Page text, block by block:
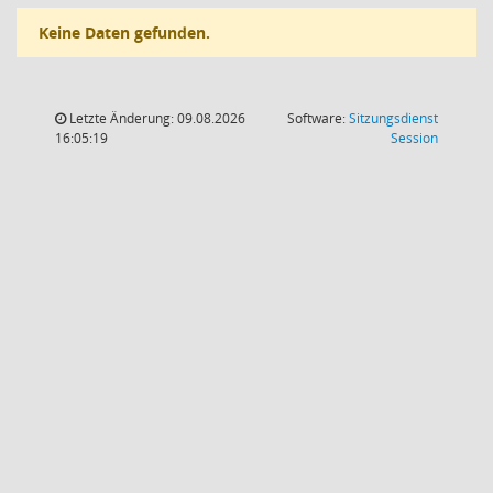
Keine Daten gefunden.
Letzte Änderung: 09.08.2026
16:05:19
Software:Sitzungsdienst
Session(Wird in